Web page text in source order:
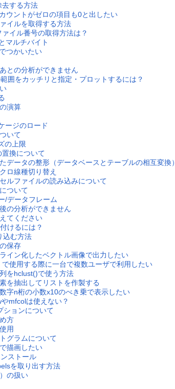
去する方法
ウントがゼロの項目も0と出したい
イルを取得する方法
イル番号の取得方法は？
マルチバイト
つかいたい
との分析ができません
囲をカッチリと指定・プロットするには？
演算
ージのロード
いて
の上限
換について
データの整形（データベースとテーブルの相互変換）
ロ線種切り替え
ルファイルの読み込みについて
ついて
/データフレーム
の分析ができません
てください
けるには？
込む方法
保存
イン化したベクトル画像で出力したい
使用する際に一台で複数ユーザで利用したい
をhclust()で使う方法
を抽出してリストを作製する
字n桁の小数x10のべき乗で表示したい
mfcolは使えない？
ョンについて
方
用
グラムについて
描画したい
ストール
を取り出す方法
の扱い